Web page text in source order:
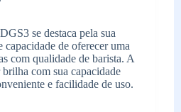
se destaca pela sua
de oferecer uma
com qualidade de barista. A
com sua capacidade
e facilidade de uso.